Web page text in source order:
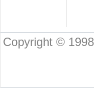
Copyright ©